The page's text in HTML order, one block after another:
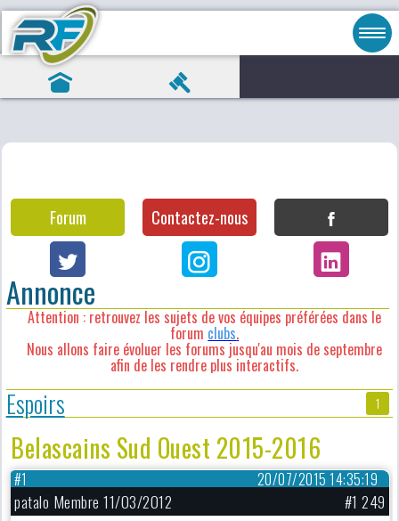
Forum Contactez-nous
Annonce
Attention : retrouvez les sujets de vos équipes préférées dans le
forum clubs.
Nous allons faire évoluer les forums jusqu'au mois de septembre
afin de les rendre plus interactifs.
Espoirs 1
Belascains Sud Ouest 2015-2016
20/07/2015 14:35:19
#1
patalo Membre 11/03/2012
#1 249